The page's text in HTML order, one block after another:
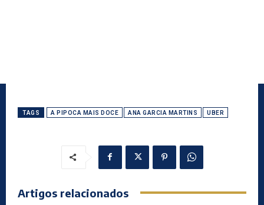
TAGS A PIPOCA MAIS DOCE ANA GARCIA MARTINS UBER
Artigos relacionados